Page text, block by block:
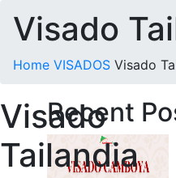
Visado
Home VISADOS Visado
Visado
Tailandia
Recent